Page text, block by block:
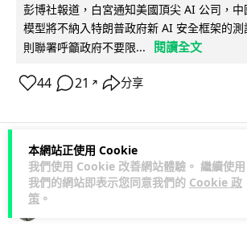
本網站正使用 Cookie
我們使用 Cookie 改善網站體驗。 繼續使用
我們的網站即表示您同意我們的 Cookie 政
策 。
彭博社報道，白宮通知美國頂尖 AI 公司，
模型將不納入特朗普政府新 AI 安全框架的
則聯署呼籲政府不要限...
閱讀全文
44 21 ↗ 分享
人工智能